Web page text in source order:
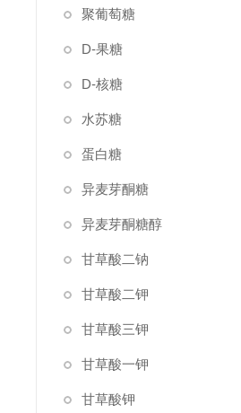
聚葡萄糖
D-果糖
D-核糖
水苏糖
蛋白糖
异麦芽酮糖
异麦芽酮糖醇
甘草酸二钠
甘草酸二钾
甘草酸三钾
甘草酸一钾
甘草酸钾